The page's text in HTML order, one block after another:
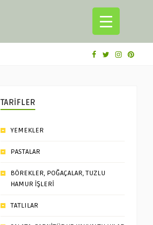
TARİFLER
YEMEKLER
PASTALAR
BÖREKLER, POĞAÇALAR, TUZLU
HAMUR İŞLERİ
TATLILAR